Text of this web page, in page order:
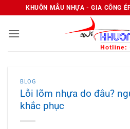
qua
nội
KHUÔN MẪU NHỰA - GIA CÔNG
BLOG
Lỗi lõm nhựa do đâu?
khắc phục